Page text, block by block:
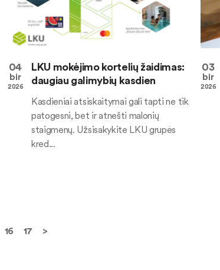
04
bir
2026
LKU mokėjimo kortelių žaidimas:
daugiau galimybių kasdien
Kasdieniai atsiskaitymai gali tapti ne tik
patogesni, bet ir atnešti malonių
staigmenų. Užsisakykite LKU grupės
kred...
03
bir
2026
16 17 >